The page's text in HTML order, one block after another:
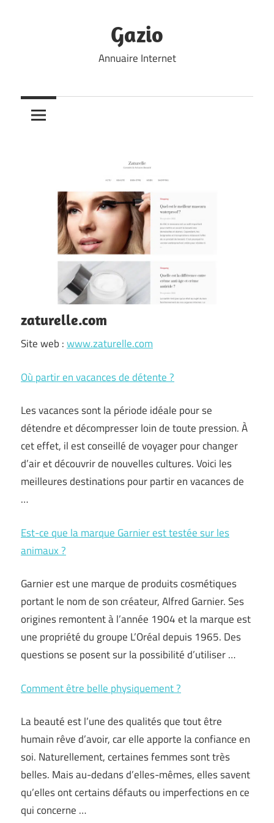
Gazio
Annuaire Internet
zaturelle.com
Site web :www.zaturelle.com
Où partir en vacances de détente ?
Les vacances sont la période idéale pour se
détendre et décompresser loin de toute pression. À
cet effet, il est conseillé de voyager pour changer
d’air et découvrir de nouvelles cultures. Voici les
meilleures destinations pour partir en vacances de
…
Est-ce que la marque Garnier est testée sur les
animaux ?
Garnier est une marque de produits cosmétiques
portant le nom de son créateur, Alfred Garnier. Ses
origines remontent à l’année 1904 et la marque est
une propriété du groupe L’Oréal depuis 1965. Des
questions se posent sur la possibilité d’utiliser …
Comment être belle physiquement ?
La beauté est l’une des qualités que tout être
humain rêve d’avoir, car elle apporte la confiance en
soi. Naturellement, certaines femmes sont très
belles. Mais au-dedans d’elles-mêmes, elles savent
qu’elles ont certains défauts ou imperfections en ce
qui concerne …